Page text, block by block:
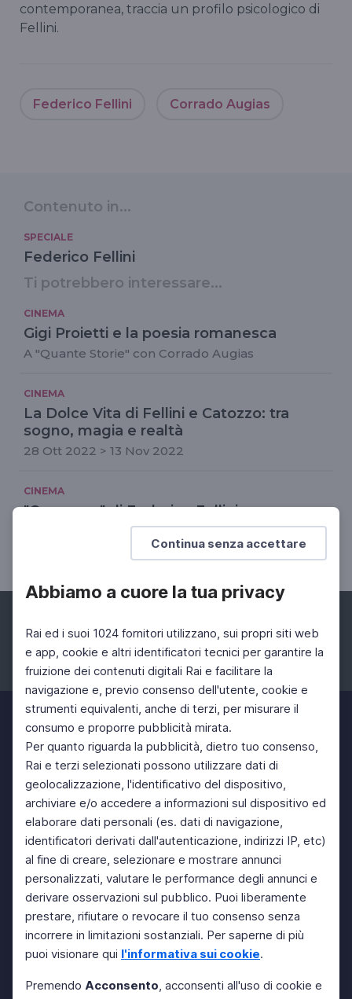
Continua senza accettare
Abbiamo a cuore la tua privacy
Rai ed i suoi 1024 fornitori utilizzano, sui propri siti web
e app, cookie e altri identificatori tecnici per garantire la
fruizione dei contenuti digitali Rai e facilitare la
navigazione e, previo consenso dell'utente, cookie e
strumenti equivalenti, anche di terzi, per misurare il
consumo e proporre pubblicità mirata.
Per quanto riguarda la pubblicità, dietro tuo consenso,
Rai e terzi selezionati possono utilizzare dati di
geolocalizzazione, l'identificativo del dispositivo,
archiviare e/o accedere a informazioni sul dispositivo ed
elaborare dati personali (es. dati di navigazione,
identificatori derivati dall'autenticazione, indirizzi IP, etc)
al fine di creare, selezionare e mostrare annunci
personalizzati, valutare le performance degli annunci e
derivare osservazioni sul pubblico. Puoi liberamente
prestare, rifiutare o revocare il tuo consenso senza
incorrere in limitazioni sostanziali. Per saperne di più
puoi visionare qui l'informativa sui cookie.
Premendo Acconsento, acconsenti all'uso di cookie e
contemporanea, traccia un profilo psicologico di
Fellini.
Federico Fellini Corrado Augias
Contenuto in...
SPECIALE
Federico Fellini
Ti potrebbero interessare...
CINEMA
Gigi Proietti e la poesia romanesca
A "Quante Storie" con Corrado Augias
CINEMA
La Dolce Vita di Fellini e Catozzo: tra
sogno, magia e realtà
28 Ott 2022 > 13 Nov 2022
CINEMA
"Casanova" di Federico Fellini
Ritorna restaurato il capolavoro con Donald
Facebook Instagram Twitter